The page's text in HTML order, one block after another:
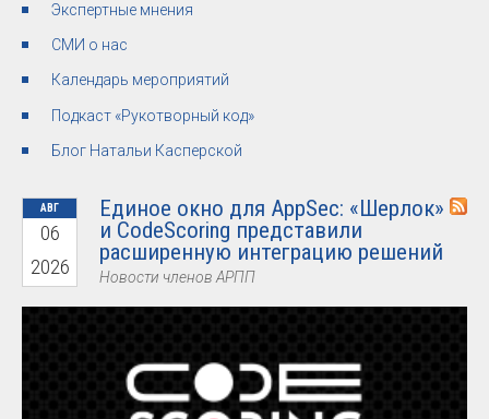
Экспертные мнения
СМИ о нас
Календарь мероприятий
Подкаст «Рукотворный код»
Блог Натальи Касперской
АВГ
06
2026
Единое окно для AppSec: «Шерлок»
и CodeScoring представили
расширенную интеграцию решений
Новости членов АРПП